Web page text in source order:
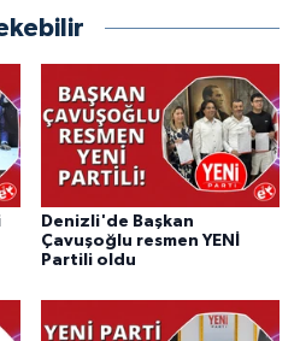
Denizli'de Başkan
Çavuşoğlu resmen YENİ
Partili oldu